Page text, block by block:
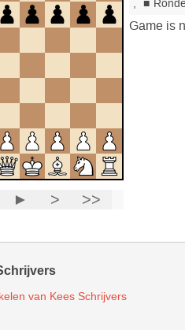
van Kees Schrijvers